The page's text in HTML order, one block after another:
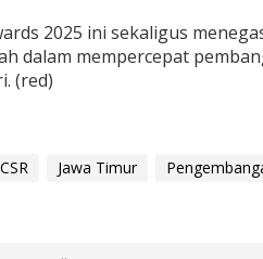
2025 ini sekaligus
dalam mempercepat
(red)
Jawa Timur